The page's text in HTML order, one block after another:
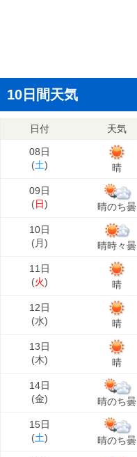
10日間天気
日付 天気
08日
(土) 晴
09日
(日) 晴のち曇
10日
(月) 晴時々曇
11日
(火) 晴
12日
(水) 晴
13日
(木) 晴
14日
(金) 晴のち曇
15日
(土) 晴のち曇